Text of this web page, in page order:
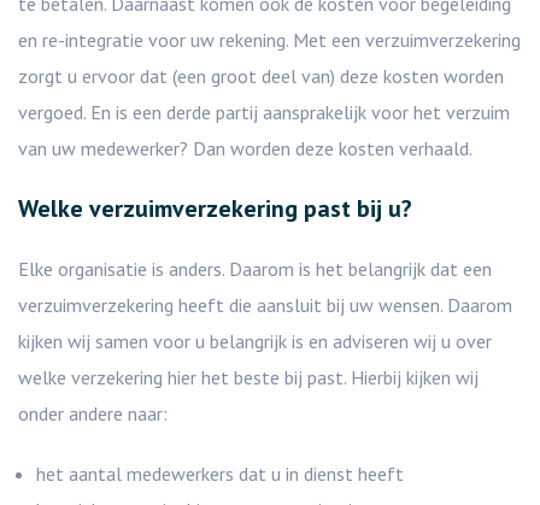
en re-integratie voor uw rekening. Met een verzuimverzekering
zorgt u ervoor dat (een groot deel van) deze kosten worden
vergoed. En is een derde partij aansprakelijk voor het verzuim
van uw medewerker? Dan worden deze kosten verhaald.
Welke verzuimverzekering past bij u?
Elke organisatie is anders. Daarom is het belangrijk dat een
verzuimverzekering heeft die aansluit bij uw wensen. Daarom
kijken wij samen voor u belangrijk is en adviseren wij u over
welke verzekering hier het beste bij past. Hierbij kijken wij
onder andere naar:
het aantal medewerkers dat u in dienst heeft